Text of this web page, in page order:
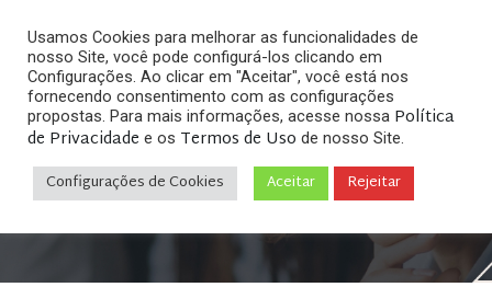
Arquivos
Home»Posts tagged "retirar perfil falso da internet"
Usamos Cookies para melhorar as funcionalidades de
nosso Site, você pode configurá-los clicando em
Configurações. Ao clicar em "Aceitar", você está nos
fornecendo consentimento com as configurações
propostas. Para mais informações, acesse nossa Política
de Privacidade e os Termos de Uso de nosso Site.
Configurações de Cookies Aceitar Rejeitar